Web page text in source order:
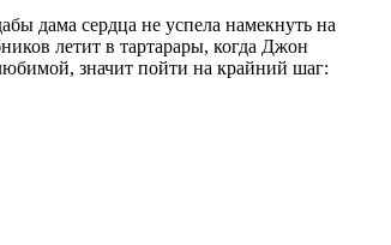
дама сердца не успела намекнуть на
летит в тартарары, когда Джон
значит пойти на крайний шаг: